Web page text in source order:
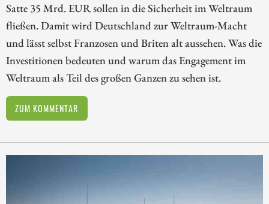
Satte 35 Mrd. EUR sollen in die Sicherheit im Weltraum
fließen. Damit wird Deutschland zur Weltraum-Macht
und lässt selbst Franzosen und Briten alt aussehen. Was die
Investitionen bedeuten und warum das Engagement im
Weltraum als Teil des großen Ganzen zu sehen ist.
ZUM KOMMENTAR